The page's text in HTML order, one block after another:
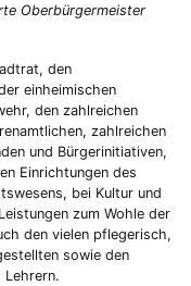
Oberbürgermeister
den
einheimischen
den zahlreichen
zahlreichen
und Bürgerinitiativen,
Einrichtungen des
bei Kultur und
zum Wohle der
den vielen pflegerisch,
sowie den
Lehrern.